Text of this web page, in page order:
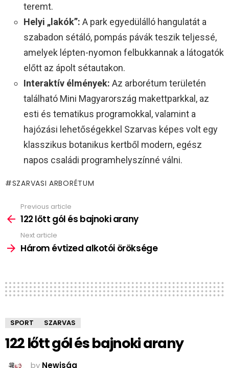
teremt.
Helyi „lakók”: A park egyedülálló hangulatát a
szabadon sétáló, pompás pávák teszik teljessé,
amelyek lépten-nyomon felbukkannak a látogatók
előtt az ápolt sétautakon.
Interaktív élmények: Az arborétum területén
található Mini Magyarország makettparkkal, az
esti és tematikus programokkal, valamint a
hajózási lehetőségekkel Szarvas képes volt egy
klasszikus botanikus kertből modern, egész
napos családi programhelyszínné válni.
SZARVASI ARBORÉTUM
more
Previous article
122 lőtt gól és bajnoki arany
Next article
Három évtized alkotói öröksége
SPORT SZARVAS
122 lőtt gól és bajnoki arany
by Newjság